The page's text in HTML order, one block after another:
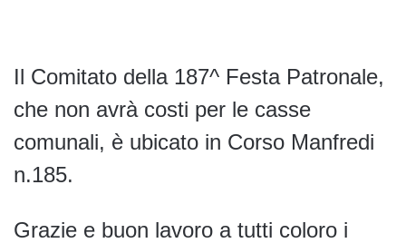
Il Comitato della 187^ Festa Patronale,
che non avrà costi per le casse
comunali, è ubicato in Corso Manfredi
n.185.
Grazie e buon lavoro a tutti coloro i